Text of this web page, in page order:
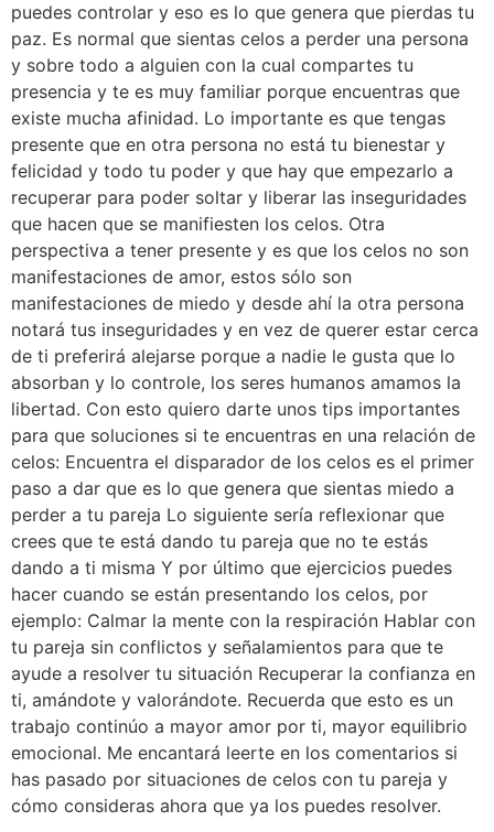
puedes controlar y eso es lo que genera que pierdas tu
paz. Es normal que sientas celos a perder una persona
y sobre todo a alguien con la cual compartes tu
presencia y te es muy familiar porque encuentras que
existe mucha afinidad. Lo importante es que tengas
presente que en otra persona no está tu bienestar y
felicidad y todo tu poder y que hay que empezarlo a
recuperar para poder soltar y liberar las inseguridades
que hacen que se manifiesten los celos. Otra
perspectiva a tener presente y es que los celos no son
manifestaciones de amor, estos sólo son
manifestaciones de miedo y desde ahí la otra persona
notará tus inseguridades y en vez de querer estar cerca
de ti preferirá alejarse porque a nadie le gusta que lo
absorban y lo controle, los seres humanos amamos la
libertad. Con esto quiero darte unos tips importantes
para que soluciones si te encuentras en una relación de
celos: Encuentra el disparador de los celos es el primer
paso a dar que es lo que genera que sientas miedo a
perder a tu pareja Lo siguiente sería reflexionar que
crees que te está dando tu pareja que no te estás
dando a ti misma Y por último que ejercicios puedes
hacer cuando se están presentando los celos, por
ejemplo: Calmar la mente con la respiración Hablar con
tu pareja sin conflictos y señalamientos para que te
ayude a resolver tu situación Recuperar la confianza en
ti, amándote y valorándote. Recuerda que esto es un
trabajo continúo a mayor amor por ti, mayor equilibrio
emocional. Me encantará leerte en los comentarios si
has pasado por situaciones de celos con tu pareja y
cómo consideras ahora que ya los puedes resolver.